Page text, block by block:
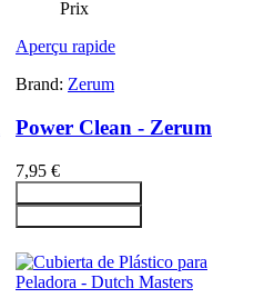
Prix
Aperçu rapide
Brand: Zerum
Power Clean - Zerum
7,95 €